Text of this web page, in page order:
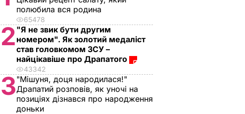
полюбила вся родина
65478
2 "Я не звик бути другим
номером". Як золотий медаліст
став головкомом ЗСУ –
найцікавіше про Драпатого
43342
3"Мішуня, доця народилася!"
Драпатий розповів, як уночі на
позиціях дізнався про народження
доньки